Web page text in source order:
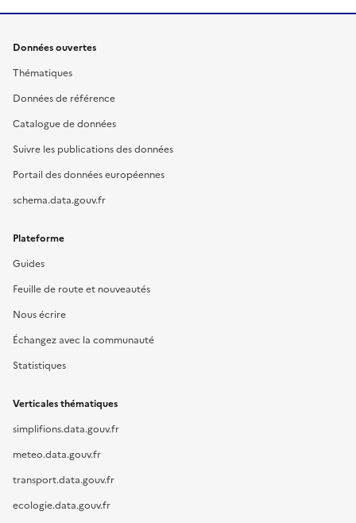
Données ouvertes
Thématiques
Données de référence
Catalogue de données
Suivre les publications des données
Portail des données européennes
schema.data.gouv.fr
Plateforme
Guides
Feuille de route et nouveautés
Nous écrire
Échangez avec la communauté
Statistiques
Verticales thématiques
simplifions.data.gouv.fr
meteo.data.gouv.fr
transport.data.gouv.fr
ecologie.data.gouv.fr